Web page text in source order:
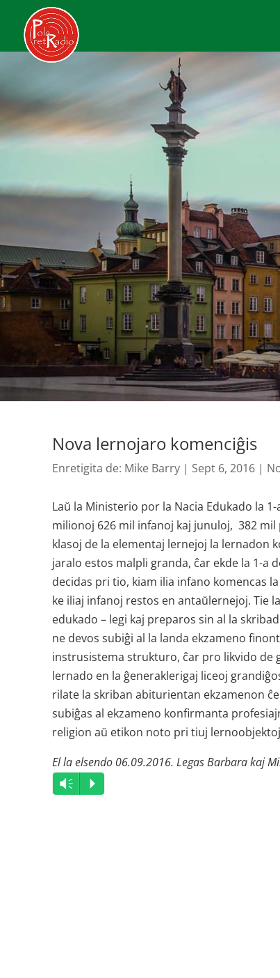
Nova lernojaro komenciĝis
Enretigita de: Mike Barry| Sept 6, 2016|
Laŭ la Ministerio por la Nacia Edukado la
milionoj 626 mil infanoj kaj junuloj, 382
klasoj de la elementaj lernejoj la lernadon
jaralo estos malpli granda, ĉar ekde la 1-
decidas pri tio, kiam ilia infano komencas
ke iliaj infanoj restos en antaŭlernejoj. Tie
edukado – legi kaj preparos sin al la
ne devos subiĝi al la landa ekzameno
instrusistema strukturo, ĉar pro likvido de
lernado en la ĝeneraklerigaj liceoj
rilate la skriban abiturientan ekzamenon
subiĝas al ekzameno konfirmanta
religion aŭ etikon noto pri tiuj
El la elsendo 06.09.2016. Legas Barbara kaj
Audio
Player
Vm P